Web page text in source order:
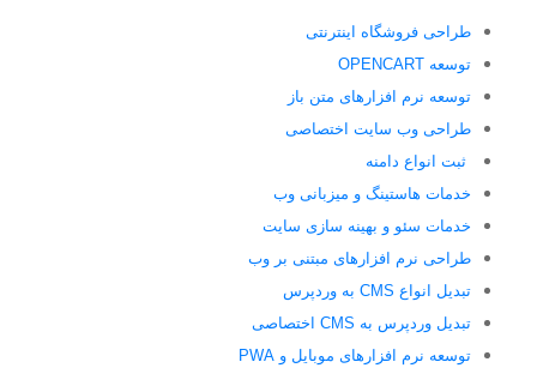
طراحی فروشگاه اینترنتی
توسعه OPENCART
توسعه نرم افزارهای متن باز
طراحی وب سایت اختصاصی
ثبت انواع دامنه
خدمات هاستینگ و میزبانی وب
خدمات سئو و بهینه سازی سایت
طراحی نرم افزارهای مبتنی بر وب
تبدیل انواع CMS به وردپرس
تبدیل وردپرس به CMS اختصاصی
توسعه نرم افزارهای موبایل و PWA